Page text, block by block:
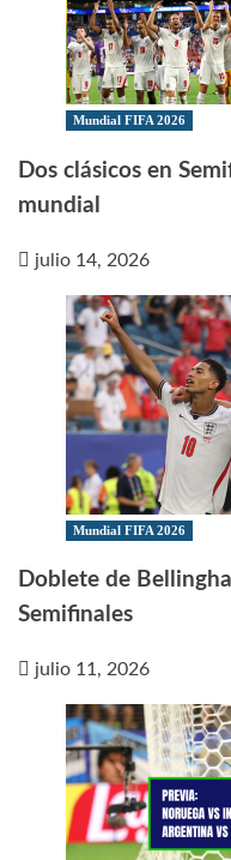
Mundial FIFA 2026
Dos clásicos en
mundial
julio 14, 2026
Mundial FIFA 2026
Doblete de
Semifinales
julio 11, 2026